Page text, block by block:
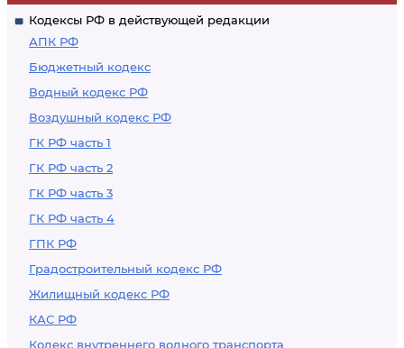
Кодексы РФ в действующей редакции
АПК РФ
Бюджетный кодекс
Водный кодекс РФ
Воздушный кодекс РФ
ГК РФ часть 1
ГК РФ часть 2
ГК РФ часть 3
ГК РФ часть 4
ГПК РФ
Градостроительный кодекс РФ
Жилищный кодекс РФ
КАС РФ
Кодекс внутреннего водного транспорта